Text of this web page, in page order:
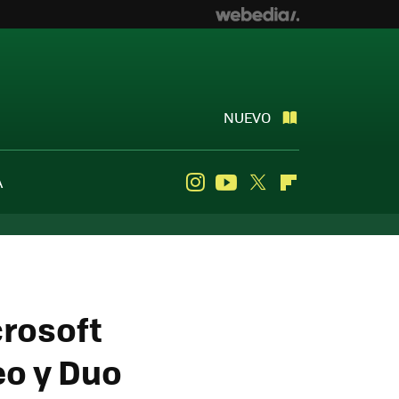
NUEVO
InstagramYoutube
Twitter
y Duo